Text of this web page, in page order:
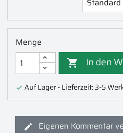
Menge
 In den
 Auf Lager - Lieferzeit: 3-5
Eigenen Kommentar